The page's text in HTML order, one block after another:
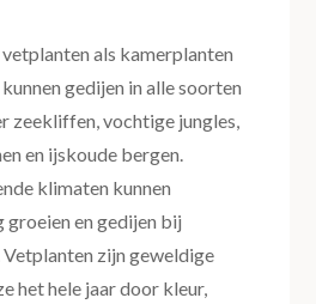
als kamerplanten
gedijen in alle soorten
zeekliffen, vochtige jungles,
en ijskoude bergen.
klimaten kunnen
en gedijen bij
zijn geweldige
het hele jaar door kleur,